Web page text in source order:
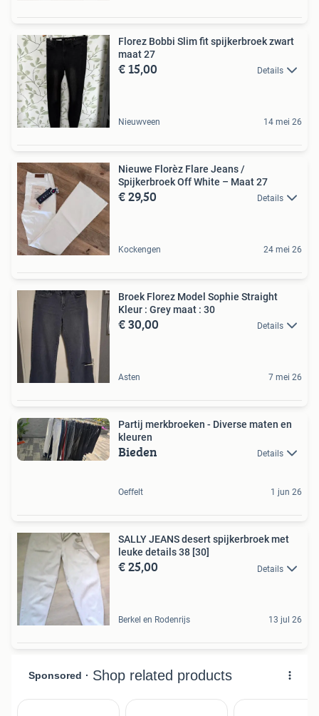
Florez Bobbi Slim fit spijkerbroek zwart
maat 27
€ 15,00 Details
Nieuwveen 14 mei 26
Nieuwe Florèz Flare Jeans /
Spijkerbroek Off White – Maat 27
€ 29,50 Details
Kockengen 24 mei 26
Broek Florez Model Sophie Straight
Kleur : Grey maat : 30
€ 30,00 Details
Asten 7 mei 26
Partij merkbroeken - Diverse maten en
kleuren
Bieden Details
Oeffelt 1 jun 26
SALLY JEANS desert spijkerbroek met
leuke details 38 [30]
€ 25,00 Details
Berkel en Rodenrijs 13 jul 26